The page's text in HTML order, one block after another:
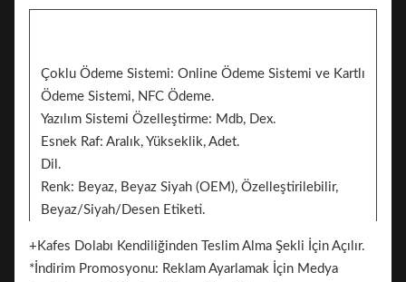
Çoklu Ödeme Sistemi: Online Ödeme Sistemi ve Kartlı
Ödeme Sistemi, NFC Ödeme.
Yazılım Sistemi Özelleştirme: Mdb, Dex.
Esnek Raf: Aralık, Yükseklik, Adet.
Dil.
Renk: Beyaz, Beyaz Siyah (OEM), Özelleştirilebilir,
Beyaz/Siyah/Desen Etiketi.
Hangzhou'da Ali Xixi Park'ın yanındaki 961 Wenyi
West Road'daki Qinchengli Alışveriş Merkezi, Ali için
+Kafes Dolabı Kendiliğinden Teslim Alma Şekli İçin Açılır.
*İndirim Promosyonu: Reklam Ayarlamak İçin Medya